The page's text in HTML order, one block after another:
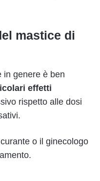
mastice di
in genere è ben
effetti
rispetto alle dosi
o il ginecologo